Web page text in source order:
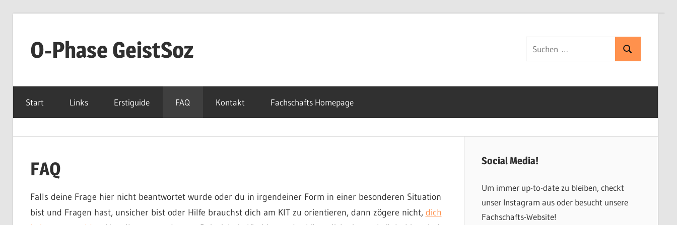
springenO-Phase GeistSoz
Phase
Suchen
nach:
Suchen
Start Links Erstiguide FAQ Kontakt Fachschafts Homepage
FAQ
Falls deine Frage hier nicht beantwortet wurde oder du in irgendeiner Form in einer besonderen Situation
bist und Fragen hast, unsicher bist oder Hilfe brauchst dich am KIT zu orientieren, dann zögere nicht, dich
Social Media!
Um immer up-to-date zu bleiben, checkt
unser Instagram aus oder besucht unsere
Fachschafts-Website!